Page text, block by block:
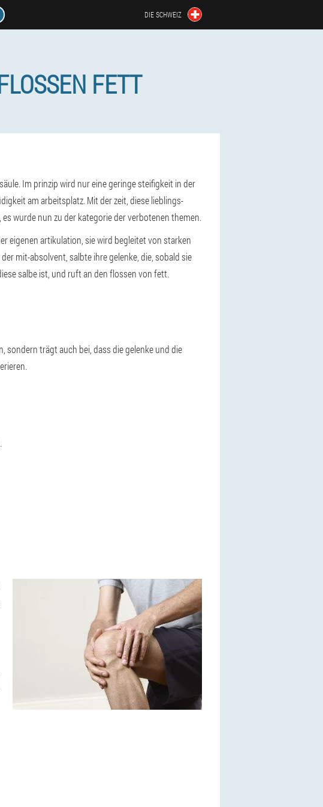
DIE SCHWEIZ
FETT
Im prinzip wird nur eine geringe steifigkeit in der
am arbeitsplatz. Mit der zeit, diese lieblings-
wurde nun zu der kategorie der verbotenen themen.
eigenen artikulation, sie wird begleitet von starken
mit-absolvent, salbte ihre gelenke, die, sobald sie
salbe ist, und ruft an den flossen von fett.
sondern trägt auch bei, dass die gelenke und die